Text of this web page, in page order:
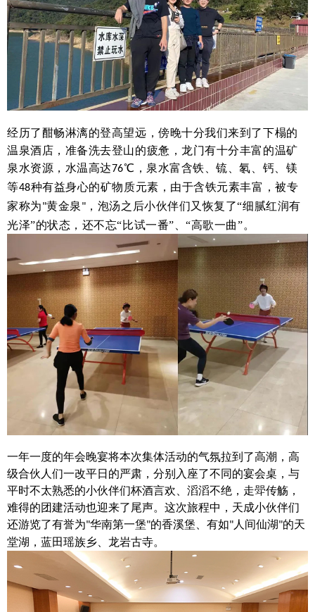
经历了酣畅淋漓的登高望远，傍晚十分我们来到了下榻的
温泉酒店，准备洗去登山的疲惫，龙门有十分丰富的温矿
泉水资源，水温高达76℃，泉水富含铁、锍、氡、钙、镁
等48种有益身心的矿物质元素，由于含铁元素丰富，被专
家称为"黄金泉 " ，泡汤之后小伙伴们又恢复了“细腻红润有
光泽”的状态，还不忘“比试一番”、“高歌一曲”。
一年一度的年会晚宴将本次集体活动的气氛拉到了高潮，高
级合伙人们一改平日的严肃，分别入座了不同的宴会桌，与
平时不太熟悉的小伙伴们杯酒言欢、滔滔不绝，走斝传觞，
难得的团建活动也迎来了尾声。这次旅程中，天成小伙伴们
还游览了有誉为"华南第一堡"的香溪堡、有如"人间仙湖"的天
堂湖，蓝田瑶族乡、龙岩古寺。